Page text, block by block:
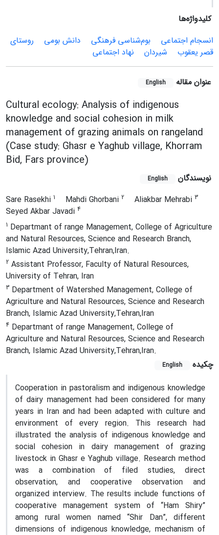
کلیدواژه‌ها
انسجام اجتماعی
بوم‌شناسی فرهنگی دانش ‏بومی
روستای
قصر یعقوب
شیردان نهاد اجتماعی
عنوان مقاله English
Cultural ecology: Analysis of indigenous
knowledge and social cohesion in milk
management of grazing animals on rangeland
(Case study: Ghasr e Yaghub village, Khorram
Bid, Fars province)
نویسندگان English
Sare Rasekhi 1 Mahdi Ghorbani 2 Aliakbar Mehrabi 3
Seyed Akbar Javadi 4
1 Departmant of range Management, College of Agriculture
and Natural Resources, Science and Research Branch,
Islamic Azad University,Tehran,Iran.
2 Assistant Professor, Faculty of Natural Resources,
University of Tehran, Iran
3 Department of Watershed Management, College of
Agriculture and Natural Resources, Science and Research
Branch, Islamic Azad University,Tehran,Iran
4 Departmant of range Management, College of
Agriculture and Natural Resources, Science and Research
Branch, Islamic Azad University,Tehran,Iran.
چکیده
English
Cooperation in pastoralism and indigenous knowledge
of dairy management had been considered for many
years in Iran and had been adapted with culture and
environment of every region. This research had
illustrated the analysis of indigenous knowledge and
social cohesion in dairy management of grazing
livestock in Ghasr e Yaghub village. Research method
was a combination of filed studies, direct
observation, and cooperative observation and
organized interview. The results include functions of
cooperative management system of “Ham Shiry”
among rural women named “Shir Dan”, different
dimensions of indigenous knowledge, mechanism of